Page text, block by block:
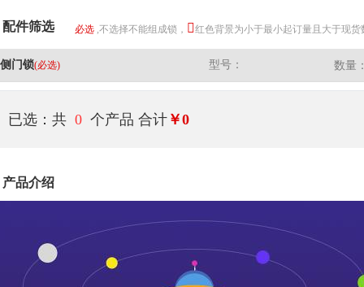
配件筛选 必选 ,不选择不能组成锁， 红色背景为小于最小起订量且大于现
侧门锁(必选) 型号： 数量
已选：共 0 个产品 合计 ￥0
产品介绍